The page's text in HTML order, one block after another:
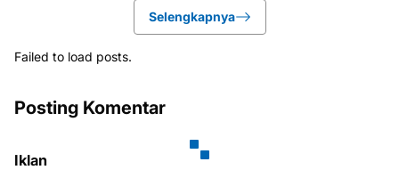
Selengkapnya
Failed to load posts.
Posting Komentar
Iklan